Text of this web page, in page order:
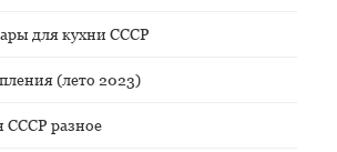
для кухни СССР
(лето 2023)
СССР разное